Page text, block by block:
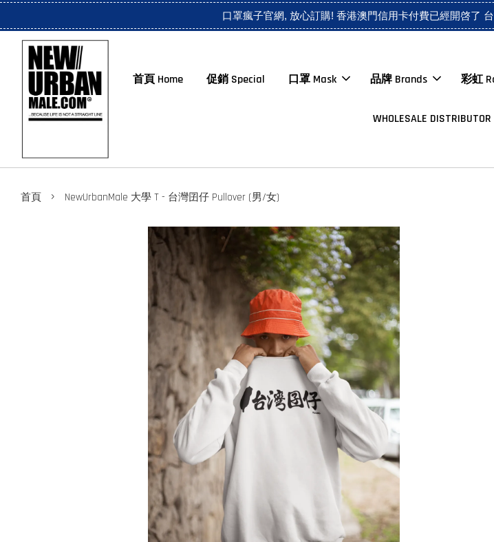
口罩瘋子官網, 放心訂購! 香港澳門信用卡付費已經開啓了
首頁 Home 促銷 Special 口罩 Mask 品牌 Brands 彩虹
WHOLESALE DISTRIBUTOR
首頁 › NewUrbanMale 大學 T - 台灣囝仔 Pullover (男/女)